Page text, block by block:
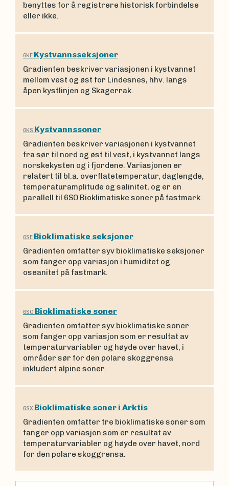
benyttes for å registrere historisk forbindelse
eller ikke.
6KE Kystvannsseksjoner
Gradienten beskriver variasjonen i kystvannet
mellom vest og øst for Lindesnes, hhv. langs
åpen kystlinjen og Skagerrak.
6KS Kystvannssoner
Gradienten beskriver variasjonen i kystvannet
fra sør til nord og øst til vest, i kystvannet langs
norskekysten og i fjordene. Variasjonen er
relatert til bl.a. overflatetemperatur, daglengde,
temperaturamplitude og salinitet, og er en
parallell til 6SO Bioklimatiske soner på fastmark.
6SE Bioklimatiske seksjoner
Gradienten omfatter syv bioklimatiske seksjoner
som fanger opp variasjon i humiditet og
oseanitet på fastmark.
6SO Bioklimatiske soner
Gradienten omfatter syv bioklimatiske soner
som fanger opp variasjon som er resultat av
temperaturvariabler og høyde over havet, i
områder sør for den polare skoggrensa
inkludert alpine soner.
6SX Bioklimatiske soner i Arktis
Gradienten omfatter tre bioklimatiske soner som
fanger opp variasjon som er resultat av
temperaturvariabler og høyde over havet, nord
for den polare skoggrensa.